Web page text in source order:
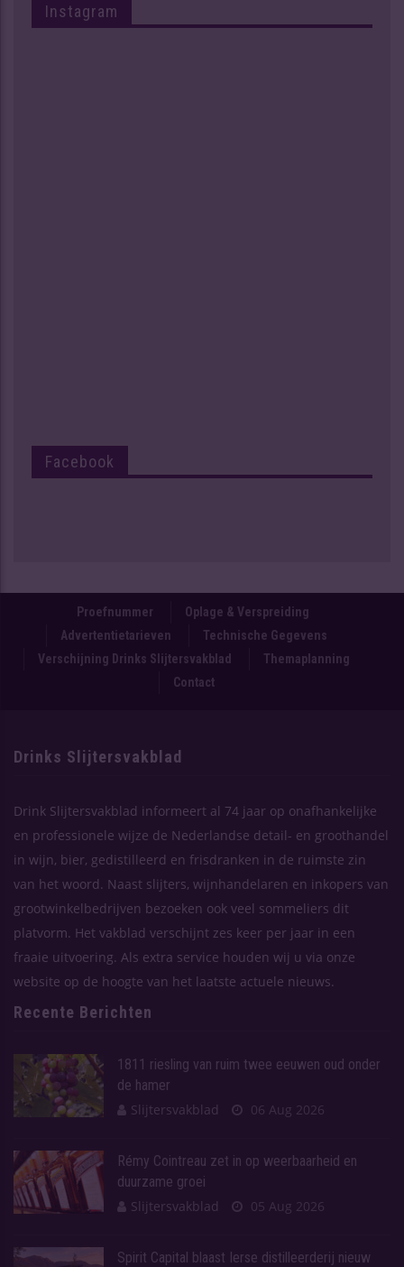
Instagram
Facebook
Proefnummer
Oplage & Verspreiding
Advertentietarieven
Technische Gegevens
Verschijning Drinks Slijtersvakblad
Themaplanning
Contact
Drinks Slijtersvakblad
Drink Slijtersvakblad informeert al 74 jaar op onafhankelijke
en professionele wijze de Nederlandse detail- en groothandel
in wijn, bier, gedistilleerd en frisdranken in de ruimste zin
van het woord. Naast slijters, wijnhandelaren en inkopers van
grootwinkelbedrijven bezoeken ook veel sommeliers dit
platvorm. Het vakblad verschijnt zes keer per jaar in een
fraaie uitvoering. Als extra service houden wij u via onze
website op de hoogte van het laatste actuele nieuws.
Recente Berichten
1811 riesling van ruim twee eeuwen oud onder
de hamer
Slijtersvakblad
06 Aug 2026
Rémy Cointreau zet in op weerbaarheid en
duurzame groei
Slijtersvakblad
05 Aug 2026
Spirit Capital blaast Ierse distilleerderij nieuw